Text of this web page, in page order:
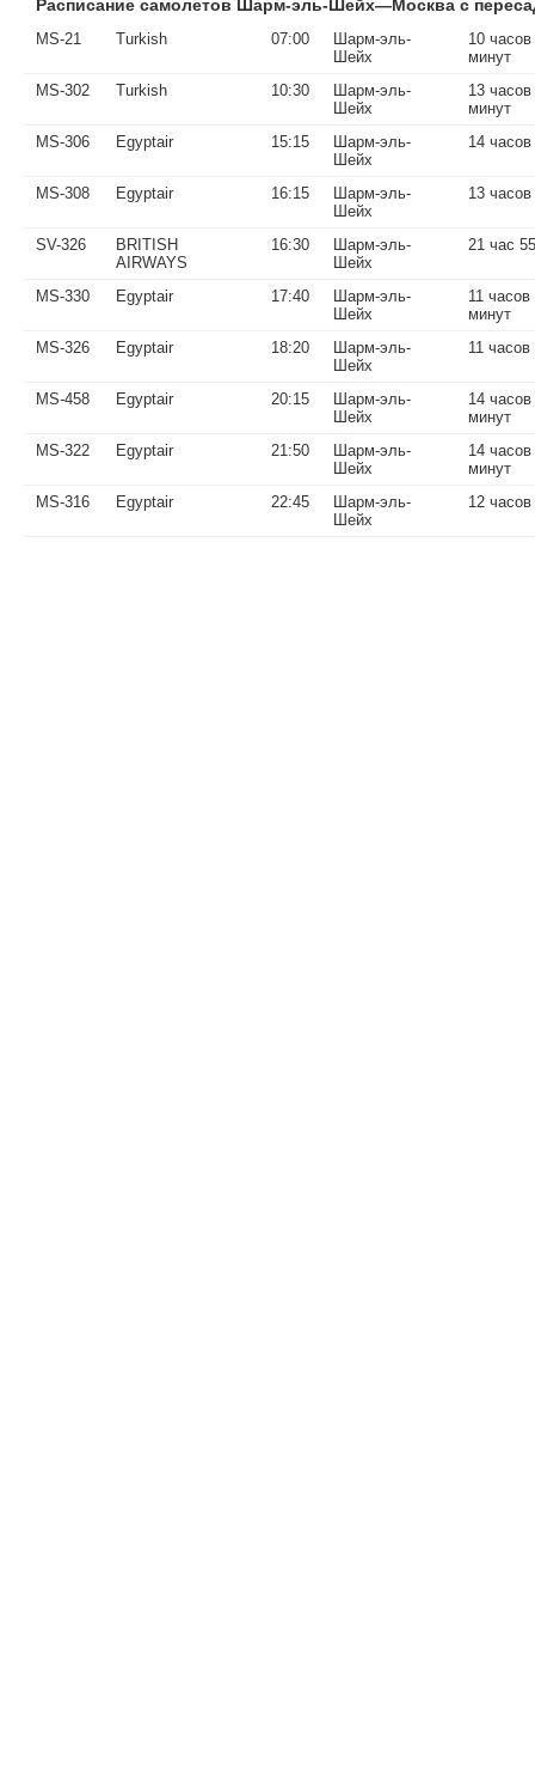
Расписание самолетов Шарм-эль-Шейх—Москва с
MS-21 Turkish 07:00
Шарм-эль-
Шейх
10 часов
минут
MS-302
Turkish 10:30
Шарм-эль-
Шейх
13 часов
минут
MS-306
Egyptair 15:15
Шарм-эль-
Шейх
14
MS-308 Egyptair 16:15
Шарм-эль-
Шейх
13
SV-326
BRITISH
AIRWAYS
16:30
Шарм-эль-
Шейх
21 час
MS-330 Egyptair 17:40
Шарм-эль-
Шейх
11 часов
минут
MS-326
Egyptair 18:20
Шарм-эль-
Шейх
11 часов
MS-458 Egyptair 20:15
Шарм-эль-
Шейх
14 часов
минут
MS-322
Egyptair 21:50
Шарм-эль-
Шейх
14 часов
минут
MS-316
Egyptair 22:45
Шарм-эль-
Шейх
12